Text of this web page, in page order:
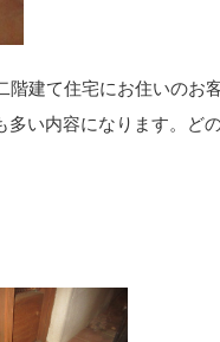
階建て住宅にお住いのお
多い内容になります。ど